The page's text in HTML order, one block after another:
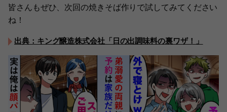
皆さんもぜひ、次回の焼きそば作りで試してみてください
ね！
出典：キング醸造株式会社「日の出調味料の裏ワザ！」